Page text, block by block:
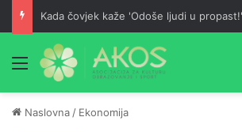
Meni
Naslovna / Ekonomija